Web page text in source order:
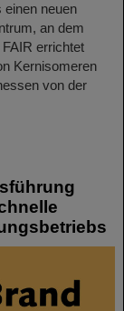
neuen
an dem
errichtet
Kernisomeren
von der